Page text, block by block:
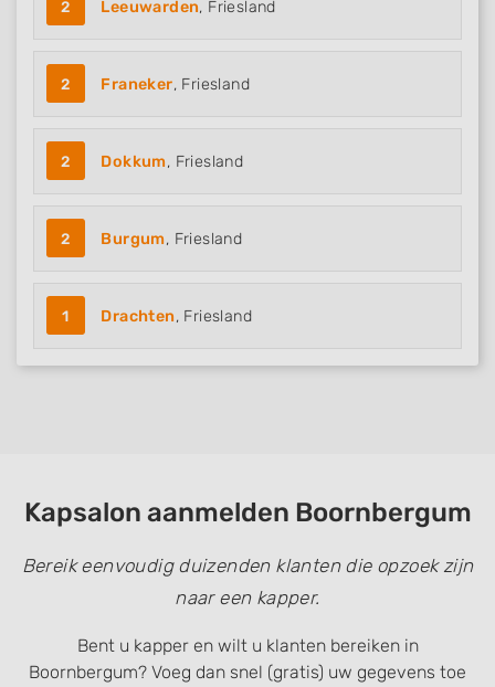
2 Leeuwarden, Friesland
2 Franeker, Friesland
2 Dokkum, Friesland
2 Burgum, Friesland
1 Drachten, Friesland
Kapsalon aanmelden Boornbergum
Bereik eenvoudig duizenden klanten die opzoek zijn
naar een kapper.
Bent u kapper en wilt u klanten bereiken in
Boornbergum? Voeg dan snel (gratis) uw gegevens toe
Necessary
Functional